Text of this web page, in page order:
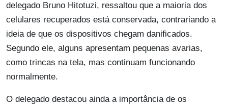
delegado Bruno Hitotuzi, ressaltou que a maioria dos
celulares recuperados está conservada, contrariando a
ideia de que os dispositivos chegam danificados.
Segundo ele, alguns apresentam pequenas avarias,
como trincas na tela, mas continuam funcionando
normalmente.
O delegado destacou ainda a importância de os